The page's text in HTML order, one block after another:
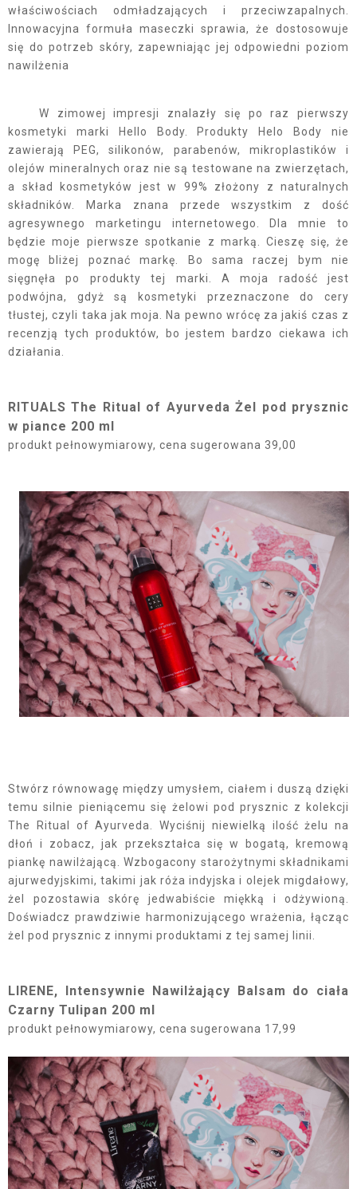
właściwościach odmładzających i przeciwzapalnych.
Innowacyjna formuła maseczki sprawia, że dostosowuje
się do potrzeb skóry, zapewniając jej odpowiedni poziom
nawilżenia
W zimowej impresji znalazły się po raz pierwszy
kosmetyki marki Hello Body. Produkty Helo Body nie
zawierają PEG, silikonów, parabenów, mikroplastików i
olejów mineralnych oraz nie są testowane na zwierzętach,
a skład kosmetyków jest w 99% złożony z naturalnych
składników. Marka znana przede wszystkim z dość
agresywnego marketingu internetowego. Dla mnie to
będzie moje pierwsze spotkanie z marką. Cieszę się, że
mogę bliżej poznać markę. Bo sama raczej bym nie
sięgnęła po produkty tej marki. A moja radość jest
podwójna, gdyż są kosmetyki przeznaczone do cery
tłustej, czyli taka jak moja. Na pewno wrócę za jakiś czas z
recenzją tych produktów, bo jestem bardzo ciekawa ich
działania.
RITUALS The Ritual of Ayurveda Żel pod prysznic
w piance 200 ml
produkt pełnowymiarowy, cena sugerowana 39,00
Stwórz równowagę między umysłem, ciałem i duszą dzięki
temu silnie pieniącemu się żelowi pod prysznic z kolekcji
The Ritual of Ayurveda. Wyciśnij niewielką ilość żelu na
dłoń i zobacz, jak przekształca się w bogatą, kremową
piankę nawilżającą. Wzbogacony starożytnymi składnikami
ajurwedyjskimi, takimi jak róża indyjska i olejek migdałowy,
żel pozostawia skórę jedwabiście miękką i odżywioną.
Doświadcz prawdziwie harmonizującego wrażenia, łącząc
żel pod prysznic z innymi produktami z tej samej linii.
LIRENE, Intensywnie Nawilżający Balsam do ciała
Czarny Tulipan 200 ml
produkt pełnowymiarowy, cena sugerowana 17,99